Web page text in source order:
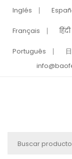
Inglés
Français हिंदी
Português